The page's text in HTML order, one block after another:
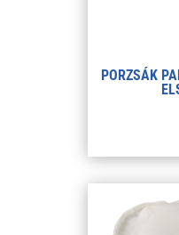
PORZSÁK